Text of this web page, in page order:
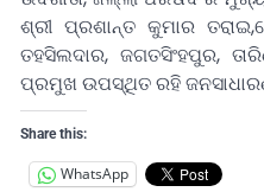
ଶ୍ରୀ ପ୍ରଶାନ୍ତ କୁମାର
ତହସିଲଦାର, ଜଗତସିଂହପୁର,
ପ୍ରମୁଖ ଉପସ୍ଥିତ ରହି
Share this:
WhatsApp